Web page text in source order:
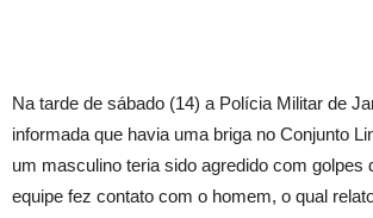
Na tarde de sábado (14) a Polícia Militar de
informada que havia uma briga no Conjunto
um masculino teria sido agredido com golpes
equipe fez contato com o homem, o qual